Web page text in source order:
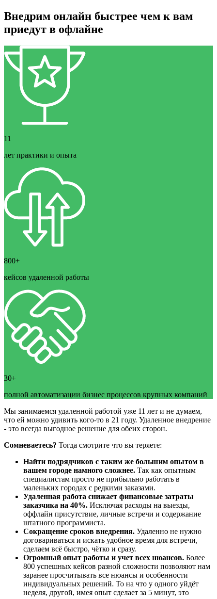
Внедрим онлайн быстрее чем к вам
приедут в офлайне
11
лет практики и опыта
800+
кейсов удаленной работы
30+
полной автоматизации бизнес процессов крупных компаний
Мы занимаемся удаленной работой уже 11 лет и не думаем,
что ей можно удивить кого-то в 21 году. Удаленное внедрение
- это всегда выгодное решение для обеих сторон.
Сомневаетесь? Тогда смотрите что вы теряете:
Найти подрядчиков с таким же большим опытом в
вашем городе намного сложнее. Так как опытным
специалистам просто не прибыльно работать в
маленьких городах с редкими заказами.
Удаленная работа снижает финансовые затраты
заказчика на 40%. Исключая расходы на выезды,
оффлайн присутствие, личные встречи и содержание
штатного программиста.
Сокращение сроков внедрения. Удаленно не нужно
договариваться и искать удобное время для встречи,
сделаем всё быстро, чётко и сразу.
Огромный опыт работы и учет всех нюансов. Более
800 успешных кейсов разной сложности позволяют нам
заранее просчитывать все нюансы и особенности
индивидуальных решений. То на что у одного уйдёт
неделя, другой, имея опыт сделает за 5 минут, это